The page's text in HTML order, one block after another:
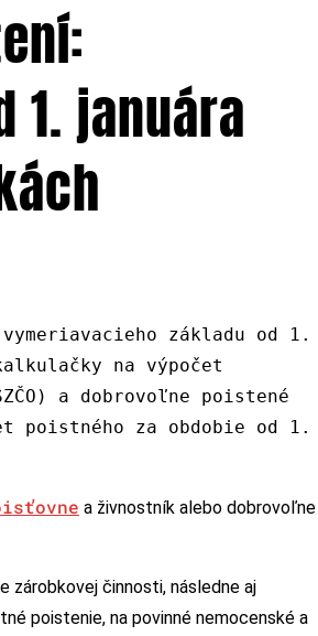
januára
základu od 1.
na výpočet
a dobrovoľne poistené
poistného za obdobie od 1.
a živnostník alebo dobrovoľne
zárobkovej činnosti, následne aj
poistenie, na povinné nemocenské a